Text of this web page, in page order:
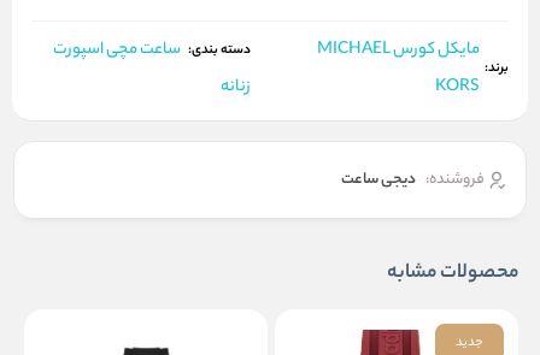
برند:
مایکل کورس MICHAEL
KORS
دسته بندی: ساعت مچی اسپورت
زنانه
فروشنده: دیجی ساعت
محصولات مشابه
جدید